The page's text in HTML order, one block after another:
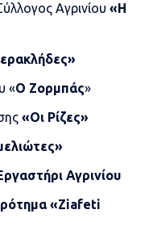
Αγρινίου «Η
«Ο Ζορμπάς»
«Οι Ρίζες»
Αγρινίου
«Ziafeti